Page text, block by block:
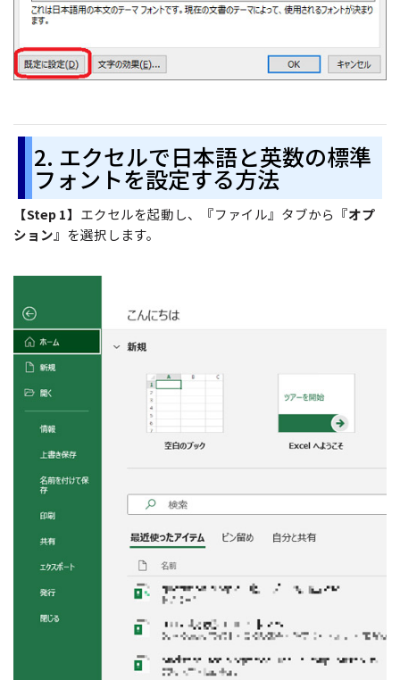
2. エクセルで日本語と英数の標準
フォントを設定する方法
【Step 1】 エクセルを起動し、『ファイル』タブから『オプ
ション』を選択します。